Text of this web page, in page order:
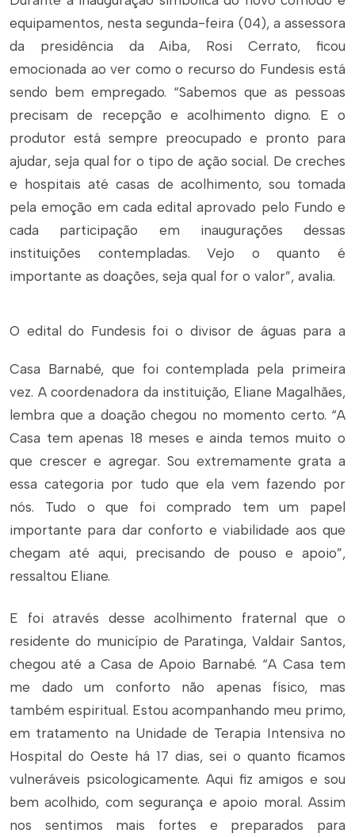
equipamentos, nesta segunda-feira (04), a assessora
da presidência da Aiba, Rosi Cerrato, ficou
emocionada ao ver como o recurso do Fundesis está
sendo bem empregado. “Sabemos que as pessoas
precisam de recepção e acolhimento digno. E o
produtor está sempre preocupado e pronto para
ajudar, seja qual for o tipo de ação social. De creches
e hospitais até casas de acolhimento, sou tomada
pela emoção em cada edital aprovado pelo Fundo e
cada participação em inaugurações dessas
instituições contempladas. Vejo o quanto é
importante as doações, seja qual for o valor”, avalia.
O edital do Fundesis foi o divisor de águas para a
Casa Barnabé, que foi contemplada pela primeira
vez. A coordenadora da instituição, Eliane Magalhães,
lembra que a doação chegou no momento certo. “A
Casa tem apenas 18 meses e ainda temos muito o
que crescer e agregar. Sou extremamente grata a
essa categoria por tudo que ela vem fazendo por
nós. Tudo o que foi comprado tem um papel
importante para dar conforto e viabilidade aos que
chegam até aqui, precisando de pouso e apoio”,
ressaltou Eliane.
E foi através desse acolhimento fraternal que o
residente do município de Paratinga, Valdair Santos,
chegou até a Casa de Apoio Barnabé. “A Casa tem
me dado um conforto não apenas físico, mas
também espiritual. Estou acompanhando meu primo,
em tratamento na Unidade de Terapia Intensiva no
Hospital do Oeste há 17 dias, sei o quanto ficamos
vulneráveis psicologicamente. Aqui fiz amigos e sou
bem acolhido, com segurança e apoio moral. Assim
nos sentimos mais fortes e preparados para